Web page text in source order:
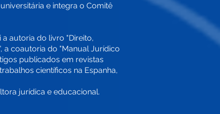
e integra o Comitê
autoria do livro "Direito,
a coautoria do "Manual Jurídico
publicados em revistas
científicos na Espanha,
jurídica e educacional.